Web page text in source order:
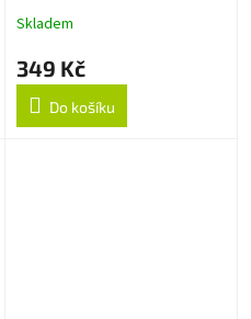
Skladem
349 Kč
Do košíku